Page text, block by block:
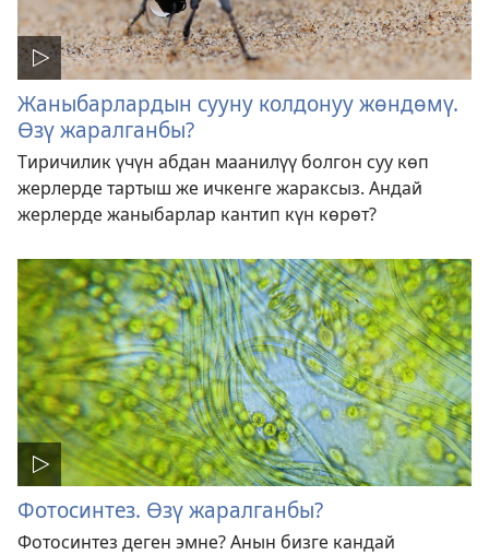
Жаныбарлардын сууну колдонуу жөндөмү.
Өзү жаралганбы?
Тиричилик үчүн абдан маанилүү болгон суу көп
жерлерде тартыш же ичкенге жараксыз. Андай
жерлерде жаныбарлар кантип күн көрөт?
Фотосинтез. Өзү жаралганбы?
Фотосинтез деген эмне? Анын бизге кандай